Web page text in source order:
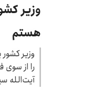
وزیر
هستم
وزیر
را از سوی
آیت‌الله